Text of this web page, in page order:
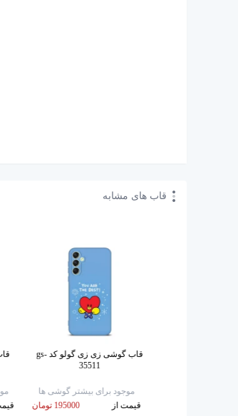
قاب های مشابه
قاب گوشی زی زی گولو کد gs-
35511
موجود برای بیشتر گوشی ها
قیمت از
195000 تومان